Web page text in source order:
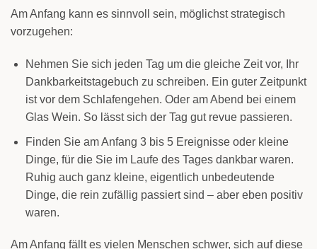
Am Anfang kann es sinnvoll sein, möglichst strategisch
vorzugehen:
Nehmen Sie sich jeden Tag um die gleiche Zeit vor, Ihr
Dankbarkeitstagebuch zu schreiben. Ein guter Zeitpunkt
ist vor dem Schlafengehen. Oder am Abend bei einem
Glas Wein. So lässt sich der Tag gut revue passieren.
Finden Sie am Anfang 3 bis 5 Ereignisse oder kleine
Dinge, für die Sie im Laufe des Tages dankbar waren.
Ruhig auch ganz kleine, eigentlich unbedeutende
Dinge, die rein zufällig passiert sind – aber eben positiv
waren.
Am Anfang fällt es vielen Menschen schwer, sich auf diese